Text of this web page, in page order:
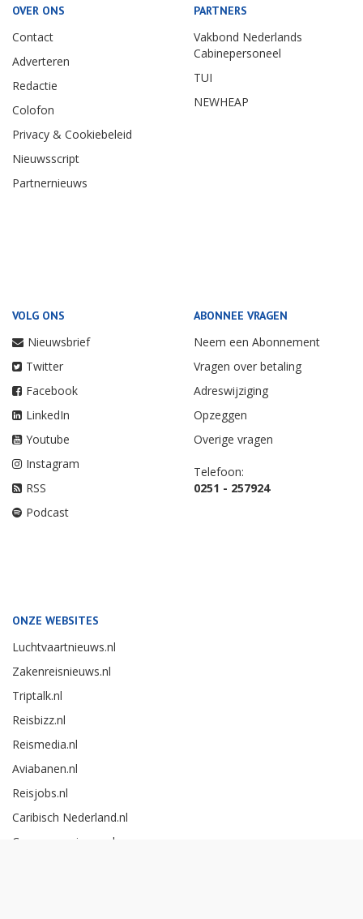
OVER ONS
Contact
Adverteren
Redactie
Colofon
Privacy & Cookiebeleid
Nieuwsscript
Partnernieuws
PARTNERS
Vakbond Nederlands
Cabinepersoneel
TUI
NEWHEAP
VOLG ONS
Nieuwsbrief
Twitter
Facebook
LinkedIn
Youtube
Instagram
RSS
Podcast
ABONNEE VRAGEN
Neem een Abonnement
Vragen over betaling
Adreswijziging
Opzeggen
Overige vragen
Telefoon:
0251 - 257924
ONZE WEBSITES
Luchtvaartnieuws.nl
Zakenreisnieuws.nl
Triptalk.nl
Reisbizz.nl
Reismedia.nl
Aviabanen.nl
Reisjobs.nl
Caribisch Nederland.nl
Careerexperience.nl